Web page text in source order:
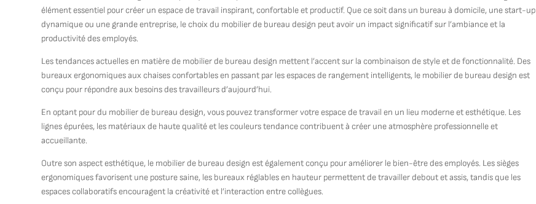
élément essentiel pour créer un espace de travail inspirant, confortable et productif. Que ce soit dans un bureau à domicile, une start-up
dynamique ou une grande entreprise, le choix du mobilier de bureau design peut avoir un impact significatif sur l’ambiance et la
productivité des employés.
Les tendances actuelles en matière de mobilier de bureau design mettent l’accent sur la combinaison de style et de fonctionnalité. Des
bureaux ergonomiques aux chaises confortables en passant par les espaces de rangement intelligents, le mobilier de bureau design est
conçu pour répondre aux besoins des travailleurs d’aujourd’hui.
En optant pour du mobilier de bureau design, vous pouvez transformer votre espace de travail en un lieu moderne et esthétique. Les
lignes épurées, les matériaux de haute qualité et les couleurs tendance contribuent à créer une atmosphère professionnelle et
accueillante.
Outre son aspect esthétique, le mobilier de bureau design est également conçu pour améliorer le bien-être des employés. Les sièges
ergonomiques favorisent une posture saine, les bureaux réglables en hauteur permettent de travailler debout et assis, tandis que les
espaces collaboratifs encouragent la créativité et l’interaction entre collègues.